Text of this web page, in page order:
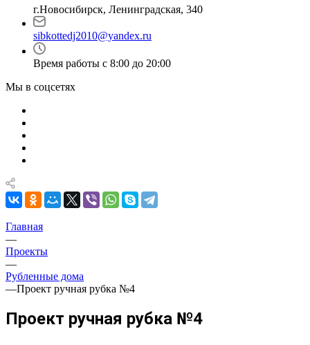
г.Новосибирск, Ленинградская, 340
sibkottedj2010@yandex.ru
Время работы с 8:00 до 20:00
Мы в соцсетях
Главная
—
Проекты
—
Рубленные дома
—Проект ручная рубка №4
Проект ручная рубка №4